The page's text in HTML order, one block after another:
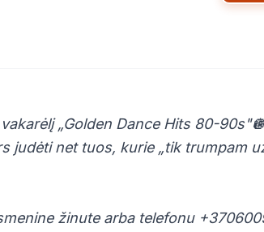
„Golden Dance Hits 80-90s"🪩
judėti net tuos, kurie „tik trumpam
žinute arba telefonu